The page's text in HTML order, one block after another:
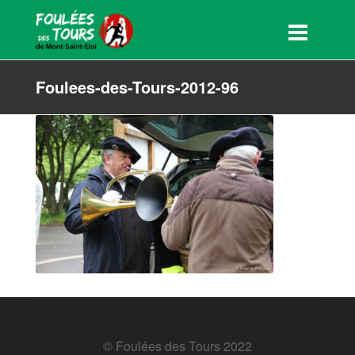
Foulees-des-Tours-2012-96
© Foulées des Tours 2022